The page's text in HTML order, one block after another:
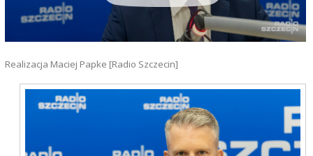
Realizacja Maciej Papke [Radio Szczecin]